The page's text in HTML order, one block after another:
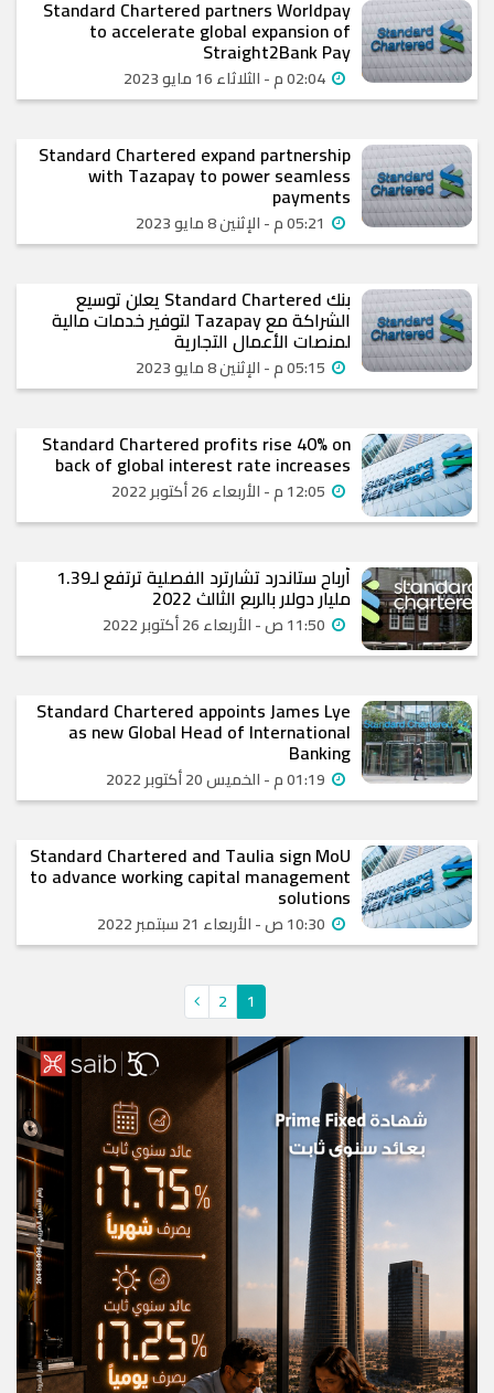
Standard Chartered partners Worldpay
to accelerate global expansion of
Straight2Bank Pay
Standard Chartered expand partnership
with Tazapay to power seamless
payments
بنك Standard Chartered يعلن توسيع
الشراكة مع Tazapay لتوفير خدمات مالية
لمنصات الأعمال التجارية
Standard Chartered profits rise 40% on
back of global interest rate increases
أرباح ستاندرد تشارترد الفصلية ترتفع لـ1.39
مليار دولار بالربع الثالث 2022
Standard Chartered appoints James Lye
as new Global Head of International
Banking
Standard Chartered and Taulia sign MoU
to advance working capital management
solutions
1
2